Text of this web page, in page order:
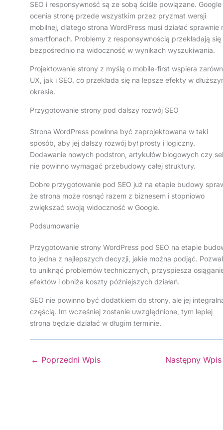
SEO i responsywność są ze sobą ściśle powiązane. Google
ocenia stronę przede wszystkim przez pryzmat wersji
mobilnej, dlatego strona WordPress musi działać sprawnie
smartfonach. Problemy z responsywnością przekładają się
bezpośrednio na widoczność w wynikach wyszukiwania.
Projektowanie strony z myślą o mobile-first wspiera
UX, jak i SEO, co przekłada się na lepsze efekty w
okresie.
Przygotowanie strony pod dalszy rozwój SEO
Strona WordPress powinna być zaprojektowana w taki
sposób, aby jej dalszy rozwój był prosty i logiczny.
Dodawanie nowych podstron, artykułów blogowych czy
nie powinno wymagać przebudowy całej struktury.
Dobre przygotowanie pod SEO już na etapie budowy
że strona może rosnąć razem z biznesem i stopniowo
zwiększać swoją widoczność w Google.
Podsumowanie
Przygotowanie strony WordPress pod SEO na etapie
to jedna z najlepszych decyzji, jakie można podjąć.
to uniknąć problemów technicznych, przyspiesza
efektów i obniża koszty późniejszych działań.
SEO nie powinno być dodatkiem do strony, ale jej
częścią. Im wcześniej zostanie uwzględnione, tym lepiej
strona będzie działać w długim terminie.
← Poprzedni Wpis Następny